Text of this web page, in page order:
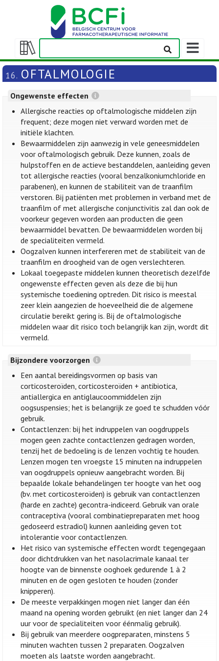
Weergeven/verbergen
inhoudstafel
16. OFTALMOLOGIE
Ongewenste effecten
Allergische reacties op oftalmologische middelen zijn
frequent; deze mogen niet verward worden met de
initiële klachten.
Bewaarmiddelen zijn aanwezig in vele geneesmiddelen
voor oftalmologisch gebruik. Deze kunnen, zoals de
hulpstoffen en de actieve bestanddelen, aanleiding geven
tot allergische reacties (vooral benzalkoniumchloride en
parabenen), en kunnen de stabiliteit van de traanfilm
verstoren. Bij patiënten met problemen in verband met de
traanfilm of met allergische conjunctivitis zal dan ook de
voorkeur gegeven worden aan producten die geen
bewaarmiddel bevatten. De bewaarmiddelen worden bij
de specialiteiten vermeld.
Oogzalven kunnen interfereren met de stabiliteit van de
traanfilm en droogheid van de ogen verslechteren.
Lokaal toegepaste middelen kunnen theoretisch dezelfde
ongewenste effecten geven als deze die bij hun
systemische toediening optreden. Dit risico is meestal
zeer klein aangezien de hoeveelheid die de algemene
circulatie bereikt gering is. Bij de oftalmologische
middelen waar dit risico toch belangrijk kan zijn, wordt dit
vermeld.
Bijzondere voorzorgen
Een aantal bereidingsvormen op basis van
corticosteroïden, corticosteroïden + antibiotica,
antiallergica en antiglaucoommiddelen zijn
oogsuspensies; het is belangrijk ze goed te schudden vóór
gebruik.
Contactlenzen: bij het indruppelen van oogdruppels
mogen geen zachte contactlenzen gedragen worden,
tenzij het de bedoeling is de lenzen vochtig te houden.
Lenzen mogen ten vroegste 15 minuten na indruppelen
van oogdruppels opnieuw aangebracht worden. Bij
bepaalde lokale behandelingen ter hoogte van het oog
(bv. met corticosteroïden) is gebruik van contactlenzen
(harde en zachte) gecontra-indiceerd. Gebruik van orale
contraceptiva (vooral combinatiepreparaten met hoog
gedoseerd estradiol) kunnen aanleiding geven tot
intolerantie voor contactlenzen.
Het risico van systemische effecten wordt tegengegaan
door dichtdrukken van het nasolacrimale kanaal ter
hoogte van de binnenste ooghoek gedurende 1 à 2
minuten en de ogen gesloten te houden (zonder
knipperen).
De meeste verpakkingen mogen niet langer dan één
maand na opening worden gebruikt (en niet langer dan 24
uur voor de specialiteiten voor éénmalig gebruik).
Bij gebruik van meerdere oogpreparaten, minstens 5
minuten wachten tussen 2 preparaten. Oogzalven
moeten als laatste worden aangebracht.